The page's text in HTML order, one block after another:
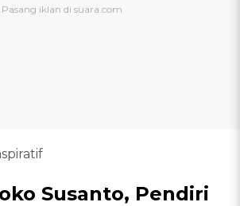
Susanto, Pendiri